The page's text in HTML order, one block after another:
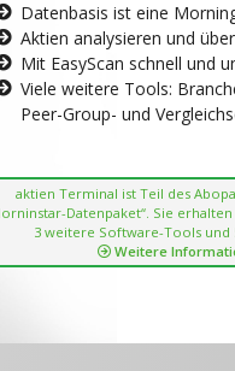
Datenbasis ist eine
Aktien analysieren und
Mit EasyScan schnell und
Viele weitere Tools:
Peer-Group- und
aktien Terminal ist Teil des
Datenpaket“. Sie
3 weitere Software-Tools und
Weitere